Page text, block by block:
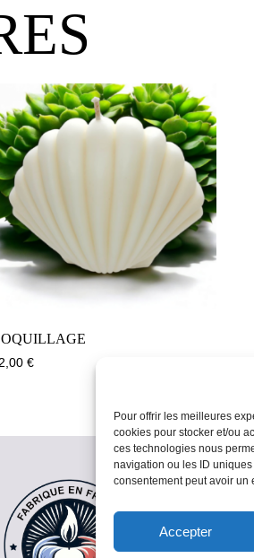
Pour offrir les meilleures
cookies pour stocker et/ou
ces technologies nous
navigation ou les ID
consentement peut avoir un
Accepter
€